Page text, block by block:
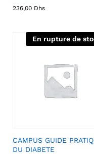
236,00 Dhs
En rupture de
CAMPUS GUIDE
DU DIABETE